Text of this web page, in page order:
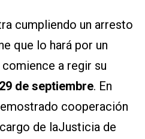
cumpliendo un arresto
que lo hará por un
a regir su
29 de septiembre. En
cooperación
de laJusticia de